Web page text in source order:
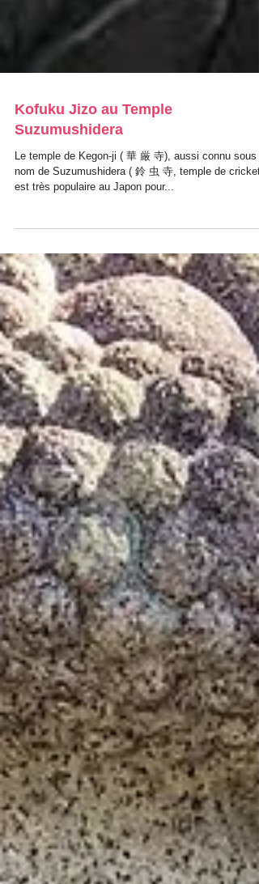
Kofuku Jizo au Temple
Suzumushidera
Le temple de Kegon-ji ( 華 厳 寺), aussi connu sous
est très populaire au Japon pour...